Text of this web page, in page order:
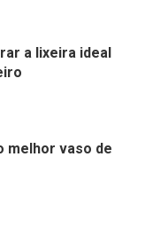
a lixeira ideal
melhor vaso de